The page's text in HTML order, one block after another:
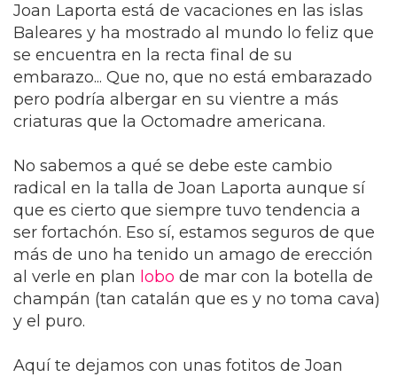
Joan Laporta está de vacaciones en las islas
Baleares y ha mostrado al mundo lo feliz que
se encuentra en la recta final de su
embarazo... Que no, que no está embarazado
pero podría albergar en su vientre a más
criaturas que la Octomadre americana.
No sabemos a qué se debe este cambio
radical en la talla de Joan Laporta aunque sí
que es cierto que siempre tuvo tendencia a
ser fortachón. Eso sí, estamos seguros de que
más de uno ha tenido un amago de erección
al verle en plan lobo de mar con la botella de
champán (tan catalán que es y no toma cava)
y el puro.
Aquí te dejamos con unas fotitos de Joan